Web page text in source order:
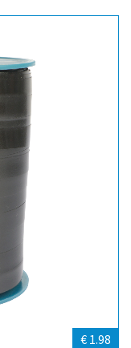
€ 1.98